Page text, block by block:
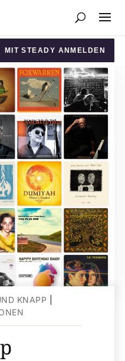
MIT STEADY ANMELDEN
KNAPP